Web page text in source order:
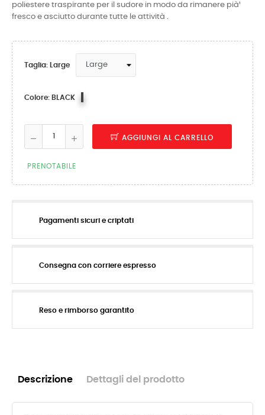
poliestere traspirante per il sudore in modo da rimanere pià¹
fresco e asciutto durante tutte le attività .
Taglia: Large
Colore: BLACK
AGGIUNGI AL CARRELLO
PRENOTABILE
Pagamenti sicuri e criptati
Consegna con corriere espresso
Reso e rimborso garantito
Descrizione Dettagli del prodotto